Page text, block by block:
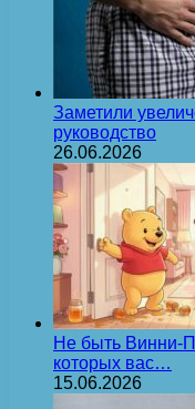
Заметили
руководство
26.06.2026
Не быть Винни-
которых вас…
15.06.2026